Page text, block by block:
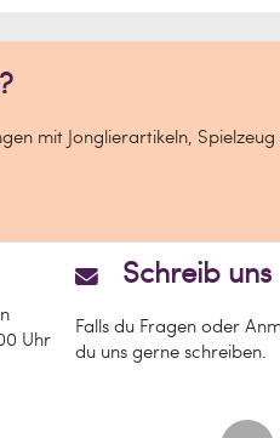
mit Jonglierartikeln,
Schreib uns
Falls du Fragen oder
du uns gerne schreiben.
Uhr